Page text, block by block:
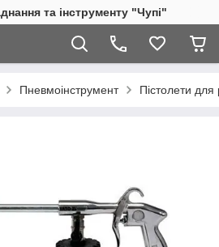
та інструменту "Чупі"
Пневмоінструмент Пістолети для